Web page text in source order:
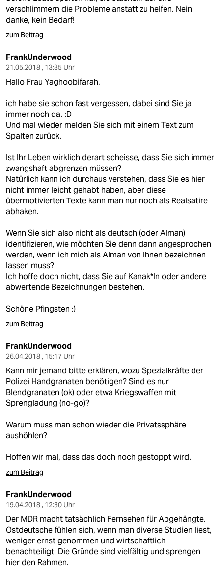
verschlimmern die Probleme anstatt zu helfen. Nein
danke, kein Bedarf!
zum Beitrag
FrankUnderwood
21.05.2018 , 13:35 Uhr
Hallo Frau Yaghoobifarah,
ich habe sie schon fast vergessen, dabei sind Sie ja
immer noch da. :D
Und mal wieder melden Sie sich mit einem Text zum
Spalten zurück.
Ist Ihr Leben wirklich derart scheisse, dass Sie sich immer
zwangshaft abgrenzen müssen?
Natürlich kann ich durchaus verstehen, dass Sie es hier
nicht immer leicht gehabt haben, aber diese
übermotivierten Texte kann man nur noch als Realsatire
abhaken.
Wenn Sie sich also nicht als deutsch (oder Alman)
identifizieren, wie möchten Sie denn dann angesprochen
werden, wenn ich mich als Alman von Ihnen bezeichnen
lassen muss?
Ich hoffe doch nicht, dass Sie auf Kanak*In oder andere
abwertende Bezeichnungen bestehen.
Schöne Pfingsten ;)
zum Beitrag
FrankUnderwood
26.04.2018 , 15:17 Uhr
Kann mir jemand bitte erklären, wozu Spezialkräfte der
Polizei Handgranaten benötigen? Sind es nur
Blendgranaten (ok) oder etwa Kriegswaffen mit
Sprengladung (no-go)?
Warum muss man schon wieder die Privatssphäre
aushöhlen?
Hoffen wir mal, dass das doch noch gestoppt wird.
zum Beitrag
FrankUnderwood
19.04.2018 , 12:30 Uhr
Der MDR macht tatsächlich Fernsehen für Abgehängte.
Ostdeutsche fühlen sich, wenn man diverse Studien liest,
weniger ernst genommen und wirtschaftlich
benachteiligt. Die Gründe sind vielfältig und sprengen
hier den Rahmen.